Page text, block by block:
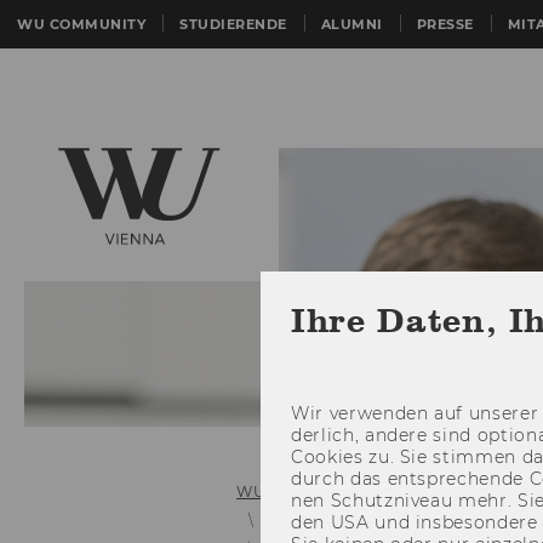
WU COMMUNITY STUDIERENDE ALUMNI PRESSE
WU (Wirtschaftsuniversität Wien)
Webtrainers
Entity
Ihre Daten,
Wir ver­wen­den auf
der­lich, an­de­re sind
Coo­kies zu. Sie stim­men
durch das ent­spre­chen­de
nen Schutz­ni­veau mehr.
den USA und